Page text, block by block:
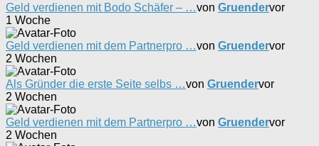
Geld verdienen mit Bodo Schäfer – …von Gruendervor
1 Woche
Geld verdienen mit dem Partnerpro …von Gruendervor
2 Wochen
Als Gründer die erste Seite selbs …von Gruendervor
2 Wochen
Geld verdienen mit dem Partnerpro …von Gruendervor
2 Wochen